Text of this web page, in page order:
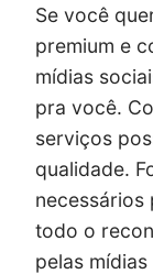
Se você
premium e
mídias
pra você.
serviços
qualidade.
todo o
pelas